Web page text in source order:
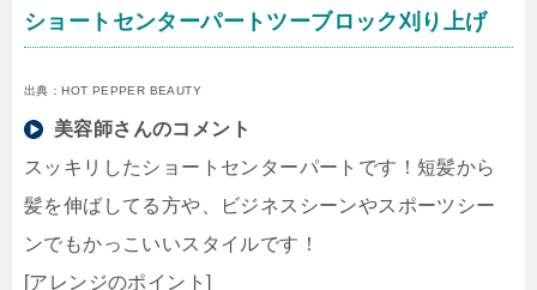
ショートセンターパートツーブロック刈り上げ
出典：HOT PEPPER BEAUTY
美容師さんのコメント
スッキリしたショートセンターパートです！短髪から
髪を伸ばしてる方や、ビジネスシーンやスポーツシー
ンでもかっこいいスタイルです！
[アレンジのポイント]